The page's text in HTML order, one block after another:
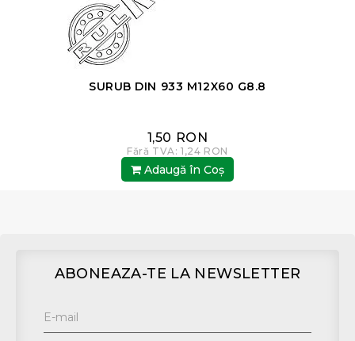
SURUB DIN 933 M12X60 G8.8
1,50 RON
Fără TVA: 1,24 RON
Adaugă în Coş
ABONEAZA-TE LA NEWSLETTER